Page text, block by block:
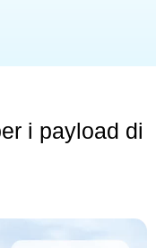
i payload di